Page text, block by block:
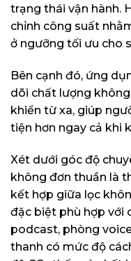
trạng thái vận hành.
chỉnh công suất
ở ngưỡng tối ưu cho
Bên cạnh đó, ứng
dõi chất lượng
khiển từ xa, giúp
tiện hơn ngay cả khi
Xét dưới góc độ
không đơn thuần là
kết hợp giữa lọc
đặc biệt phù hợp với
podcast, phòng
thanh có mức độ